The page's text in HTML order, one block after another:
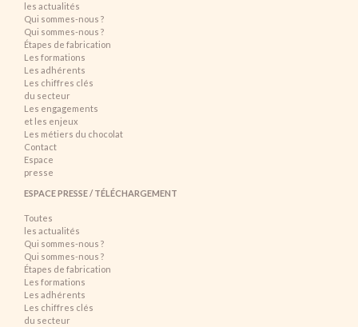
les actualités
Qui sommes-nous ?
Qui sommes-nous ?
Étapes de fabrication
Les formations
Les adhérents
Les chiffres clés
du secteur
Les engagements
et les enjeux
Les métiers du chocolat
Contact
Espace
presse
ESPACE PRESSE / TÉLÉCHARGEMENT
Toutes
les actualités
Qui sommes-nous ?
Qui sommes-nous ?
Étapes de fabrication
Les formations
Les adhérents
Les chiffres clés
du secteur